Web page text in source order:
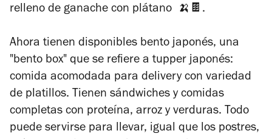
relleno de ganache con plátano 🍌🍫.
Ahora tienen disponibles bento japonés, una
"bento box" que se refiere a tupper japonés:
comida acomodada para deliverycon variedad
de platillos. Tienen sándwiches y comidas
completas con proteína, arroz y verduras. Todo
puede servirse para llevar, igual que los postres,